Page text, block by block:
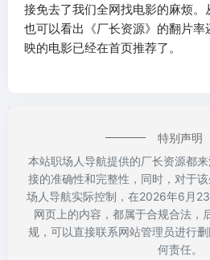
接免去了我们全网找电影的麻烦
也可以看出《厂长资源》的翻片率
映的电影已经在首页推荐了。
特别声明
本站职场人导航提供的厂长资源都
接的准确性和完整性，同时，对于
场人导航实际控制，在2026年6月
网页上的内容，都属于合规合法，
规，可以直接联系网站管理员进行
何责任。